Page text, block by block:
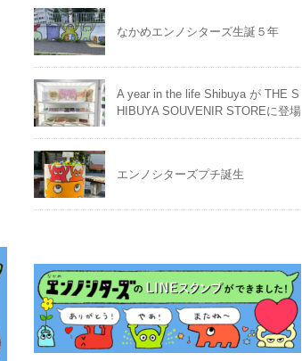
なかめエンノシターズ生誕５年
A year in the life Shibuya が THE S
HIBUYA SOUVENIR STOREに登場
エンノシターズプチ誕生